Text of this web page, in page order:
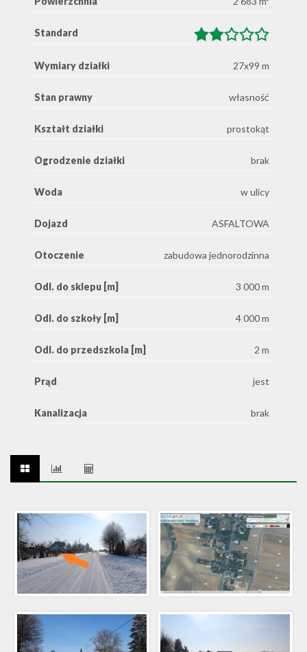
Standard
Wymiary działki 27x99 m
Stan prawny własność
Kształt działki prostokąt
Ogrodzenie działki brak
Woda w ulicy
Dojazd ASFALTOWA
Otoczenie zabudowa jednorodzinna
Odl. do sklepu [m] 3 000 m
Odl. do szkoły [m] 4 000 m
Odl. do przedszkola [m] 2 m
Prąd jest
Kanalizacja brak